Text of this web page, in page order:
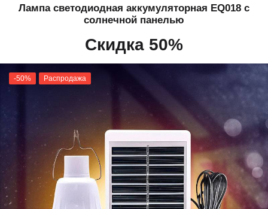
Лампа светодиодная аккумуляторная EQ018 с
солнечной панелью
Скидка 50%
-50% Распродажа